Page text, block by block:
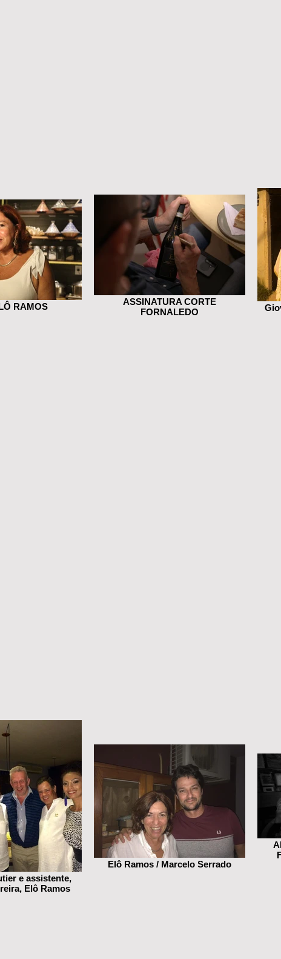
RAMOS
ASSINATURA CORTE
FORNALEDO
e assistente,
Elô Ramos
Elô Ramos / Marcelo Serrado